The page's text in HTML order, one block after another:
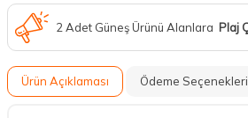
2 Adet Güneş Ürünü Alanlara Plaj
Ürün Açıklaması Ödeme Seçenekleri